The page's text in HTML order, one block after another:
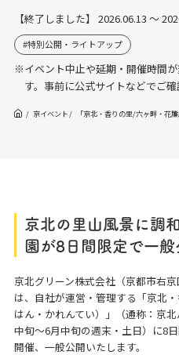
【終了しました】 2026.06.13 ～
特別公開・ライトアップ
※イベント中止や延期・開催時間
す。事前に公式サイトなどでご確
京イベント 「京北・香りの里/六ヶ畔・花
京北の里山風景に調
園が8日間限定で一般
京北グリーン株式会社（京都市右
は、自社が運営・管理する「京北
はん・かれんてい）」（通称：京
中旬〜6月中旬の週末・土日）に8
開催、一般公開いたします。